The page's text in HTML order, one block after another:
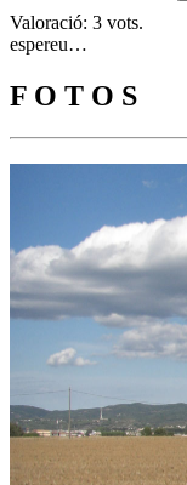
Valoració: 3 vots.
espereu…
F O T O S